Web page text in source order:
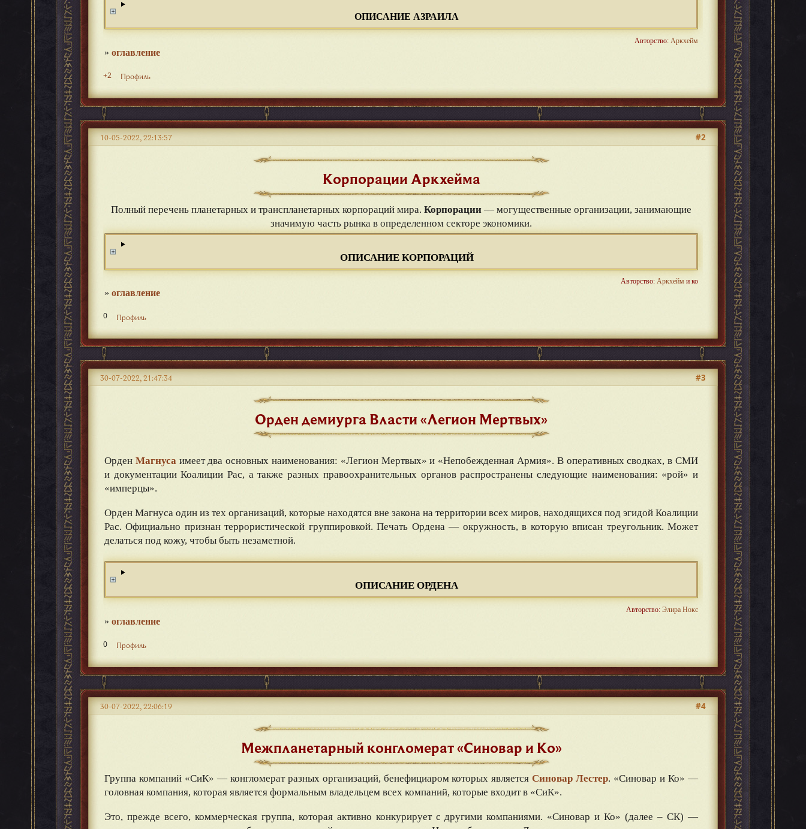
ОПИСАНИЕ АЗРАИЛА
Авторство: Аркхейм
» оглавление
+2 Профиль
#2
10-05-2022, 22:13:57
Корпорации Аркхейма
Полный перечень планетарных и транспланетарных корпораций мира. Корпорации — могущественные организации, занимающие
значимую часть рынка в определенном секторе экономики.
ОПИСАНИЕ КОРПОРАЦИЙ
Авторство: Аркхейм и ко
» оглавление
0 Профиль
#3
30-07-2022, 21:47:34
Орден демиурга Власти «Легион Мертвых»
Орден Магнусаимеет два основных наименования: «Легион Мертвых» и «Непобежденная Армия». В оперативных сводках, в СМИ
и документации Коалиции Рас, а также разных правоохранительных органов распространены следующие наименования: «рой» и
«имперцы».
Орден Магнуса один из тех организаций, которые находятся вне закона на территории всех миров, находящихся под эгидой Коалиции
Рас. Официально признан террористической группировкой. Печать Ордена — окружность, в которую вписан треугольник. Может
делаться под кожу, чтобы быть незаметной.
ОПИСАНИЕ ОРДЕНА
Авторство: Элира Нокс
» оглавление
0 Профиль
#4
30-07-2022, 22:06:19
Межпланетарный конгломерат «Синовар и Ко»
Группа компаний «СиК» — конгломерат разных организаций, бенефициаром которых являетсяСиновар Лестер. «Синовар и Ко» —
головная компания, которая является формальным владельцем всех компаний, которые входит в «СиК».
Это, прежде всего, коммерческая группа, которая активно конкурирует с другими компаниями. «Синовар и Ко» (далее – СК) —